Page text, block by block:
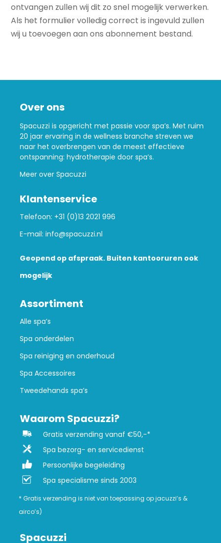
ontvangen zullen wij dit zo snel mogelijk verwerken.
Als het formulier volledig correct is ingevuld zullen
wij u toevoegen aan ons abonnement bestand.
Over ons
Spacuzzi is opgericht met passie voor spa’s. Met ruim
20 jaar ervaring in de wellness branche streven we
naar het overbrengen van de meest effectieve
ontspanning: hydrotherapie door spa’s.
Meer over Spacuzzi
Klantenservice
Telefoon: +31 (0)13 2021 996
E-mail: info@spacuzzi.nl
Geopend op afspraak. Buiten kantooruren ook
mogelijk
Assortiment
Alle spa’s
Spa onderdelen
Spa reiniging en onderhoud
Spa Accessoires
Tweedehands spa’s
Waarom Spacuzzi?
Gratis verzending vanaf €50,-*
Spa bezorg- en servicedienst
Persoonlijke begeleiding
Spa specialisme sinds 2003
* Gratis verzending is niet van toepassing op jacuzzi’s &
airco’s)
Spacuzzi